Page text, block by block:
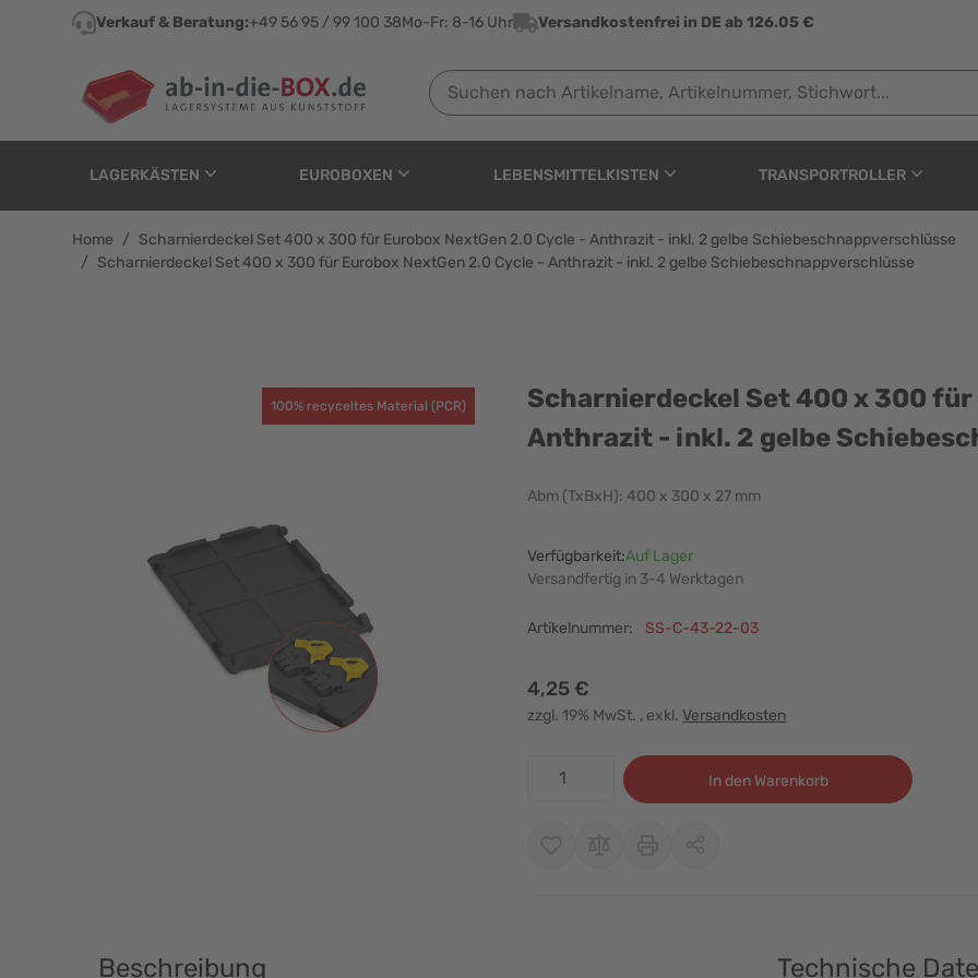
Direkt zum Inhalt
Verkauf & Beratung:+49 56 95 / 99 100 38Mo-Fr: 8-16 Uhr Versandkostenfrei in DE ab 126.05 €
Suchen nach Artikelname, Artikelnummer, Stichwort...
LAGERKÄSTEN EUROBOXEN LEBENSMITTELKISTEN TRANSPORTROLLER
Home / Scharnierdeckel Set 400 x 300 für Eurobox NextGen 2.0 Cycle - Anthrazit - inkl. 2 gelbe Schiebeschnappverschlüsse
/ Scharnierdeckel Set 400 x 300 für Eurobox NextGen 2.0 Cycle - Anthrazit - inkl. 2 gelbe Schiebeschnappverschlüsse
Scharnierdeckel Set 400 x 300 für Eurobox
100% recyceltes Material (PCR)
Scharnierdeckel Set 400 x 300
Anthrazit - inkl. 2 gelbe
Abm (TxBxH): 400 x 300 x 27 mm
Verfügbarkeit:Auf Lager
Versandfertig in 3-4 Werktagen
Artikelnummer: SS-C-43-22-03
4,25 €
zzgl. 19% MwSt. , exkl. Versandkosten
In den Warenkorb
Beschreibung Technische